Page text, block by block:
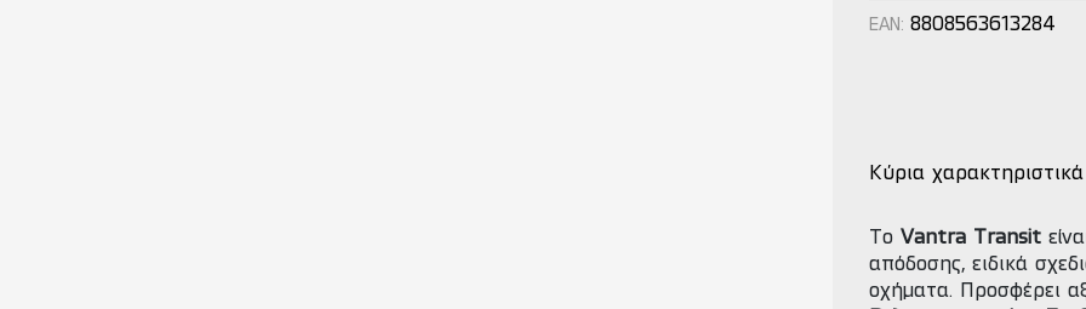
EAN: 8808563613284
Κύρια χαρακτηριστικά
Το Vantra Transit
απόδοσης, ειδικά
οχήματα. Προσφέρει